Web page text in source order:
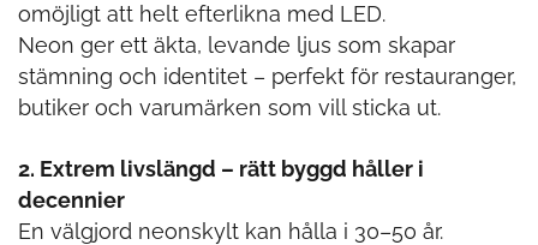
omöjligt att helt efterlikna med LED.
Neon ger ett äkta, levande ljus som skapar
stämning och identitet – perfekt för restauranger,
butiker och varumärken som vill sticka ut.
2. Extrem livslängd – rätt byggd håller i
decennier
En välgjord neonskylt kan hålla i 30–50 år.